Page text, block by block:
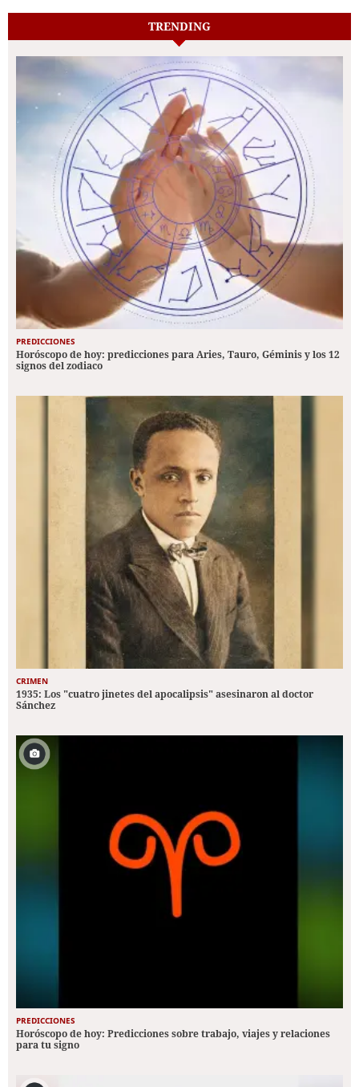
TRENDING
PREDICCIONES
Horóscopo de hoy: predicciones para Aries, Tauro, Géminis y los 12
signos del zodiaco
CRIMEN
1935: Los "cuatro jinetes del apocalipsis" asesinaron al doctor
Sánchez
PREDICCIONES
Horóscopo de hoy: Predicciones sobre trabajo, viajes y relaciones
para tu signo